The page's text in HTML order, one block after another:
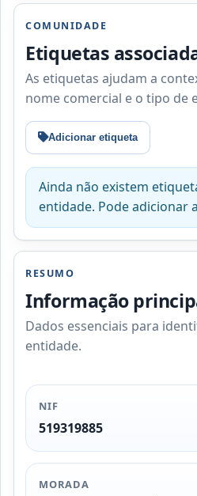
COMUNIDADE
Etiquetas
As etiquetas ajudam a
nome comercial e o tipo de
Adicionar etiqueta
Ainda não existem
entidade. Pode adicionar
RESUMO
Informação
Dados essenciais para
entidade.
NIF
519319885
MORADA